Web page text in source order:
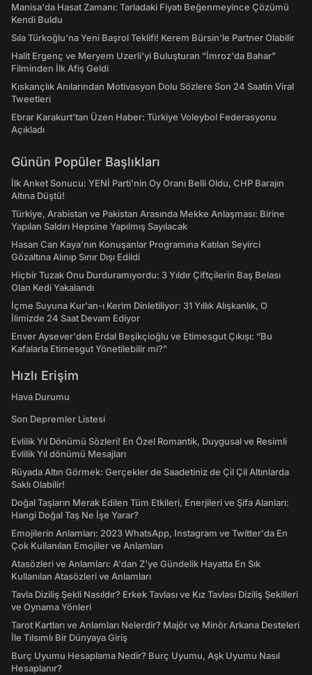
Manisa'da Hasat Zamanı: Tarladaki Fiyatı Beğenmeyince Çözümü
Kendi Buldu
Sıla Türkoğlu'na Yeni Başrol Teklifi! Kerem Bürsin'le Partner Olabilir
Halit Ergenç ve Meryem Uzerli'yi Buluşturan "İmroz'da Bahar"
Filminden İlk Afiş Geldi
Kıskançlık Anılarından Motivasyon Dolu Sözlere Son 24 Saatin Viral
Tweetleri
Ebrar Karakurt'tan Üzen Haber: Türkiye Voleybol Federasyonu
Açıkladı
Günün Popüler Başlıkları
İlk Anket Sonucu: YENİ Parti'nin Oy Oranı Belli Oldu, CHP Barajın
Altına Düştü!
Türkiye, Arabistan ve Pakistan Arasında Mekke Anlaşması: Birine
Yapılan Saldırı Hepsine Yapılmış Sayılacak
Hasan Can Kaya’nın Konuşanlar Programına Katılan Seyirci
Gözaltına Alınıp Sınır Dışı Edildi
Hiçbir Tuzak Onu Durduramıyordu: 3 Yıldır Çiftçilerin Baş Belası
Olan Kedi Yakalandı
İçme Suyuna Kur'an-ı Kerim Dinletiliyor: 31 Yıllık Alışkanlık, O
İlimizde 24 Saat Devam Ediyor
Enver Aysever'den Erdal Beşikçioğlu ve Etimesgut Çıkışı: “Bu
Kafalarla Etimesgut Yönetilebilir mi?”
Hızlı Erişim
Hava Durumu
Son Depremler Listesi
Evlilik Yıl Dönümü Sözleri! En Özel Romantik, Duygusal ve Resimli
Evlilik Yıl dönümü Mesajları
Rüyada Altın Görmek: Gerçekler de Saadetiniz de Çil Çil Altınlarda
Saklı Olabilir!
Doğal Taşların Merak Edilen Tüm Etkileri, Enerjileri ve Şifa Alanları:
Hangi Doğal Taş Ne İşe Yarar?
Emojilerin Anlamları: 2023 WhatsApp, Instagram ve Twitter'da En
Çok Kullanılan Emojiler ve Anlamları
Atasözleri ve Anlamları: A'dan Z'ye Gündelik Hayatta En Sık
Kullanılan Atasözleri ve Anlamları
Tavla Diziliş Şekli Nasıldır? Erkek Tavlası ve Kız Tavlası Diziliş Şekilleri
ve Oynama Yönleri
Tarot Kartları ve Anlamları Nelerdir? Majör ve Minör Arkana Desteleri
İle Tılsımlı Bir Dünyaya Giriş
Burç Uyumu Hesaplama Nedir? Burç Uyumu, Aşk Uyumu Nasıl
Hesaplanır?